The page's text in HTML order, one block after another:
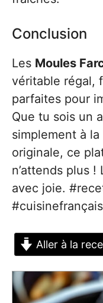
Conclusion
Les Moules
véritable régal,
parfaites pour
Que tu sois un
simplement à
originale, ce
n’attends plus
avec joie.
Aller à la